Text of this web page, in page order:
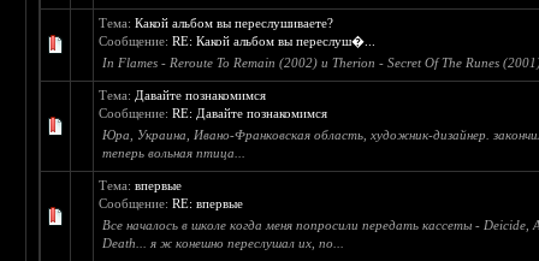
Тема:Какой альбом вы переслушиваете?
Сообщение:RE: Какой альбом вы переслуш�...
In Flames - Reroute To Remain (2002) и Therion - Secret Of The Runes
Тема: Давайте познакомимся
Сообщение:RE: Давайте познакомимся
Юра, Украина, Ивано-Франковская область, художник-дизайнер.
теперь вольная птица...
Тема:впервые
Сообщение:RE: впервые
Все началось в школе когда меня попросили передать кассеты - Deicide,
Death... я ж конешно переслушал их, по...